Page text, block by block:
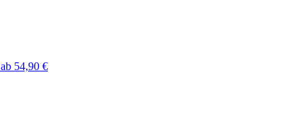
ab 54,90 €